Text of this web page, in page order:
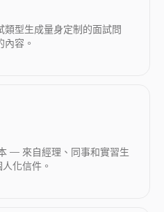
即時獲取長度、力量詞、垃圾郵
。在發送陌生開發信或電子報之前
營收、融資、技術棧、員工、成長
公司。AI驅動的相似公司搜尋，專
型生成量身定制的面試問
容。
— 來自經理、同事和實習生
化信件。